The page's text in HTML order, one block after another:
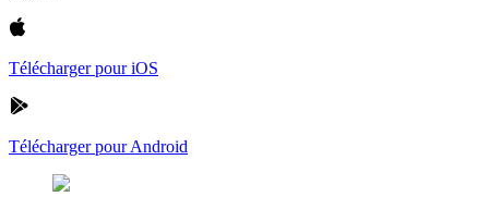
Télécharger pour iOS
Télécharger pour Android